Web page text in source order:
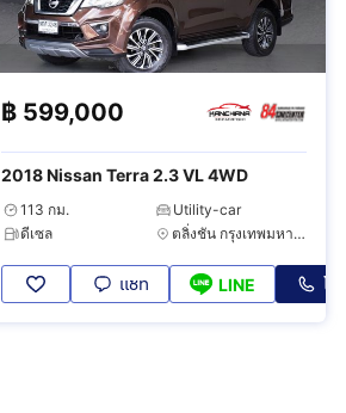
฿ 599,000
2018 Nissan Terra 2.3 VL 4WD
113 กม.
Utility-car
ดีเซล
ตลิ่งชัน กรุงเทพมหานคร
แชท LINE โทร